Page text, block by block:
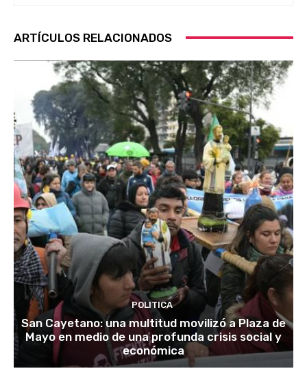
ARTÍCULOS RELACIONADOS
POLITICA
San Cayetano: una multitud movilizó a Plaza de
Mayo en medio de una profunda crisis social y
económica